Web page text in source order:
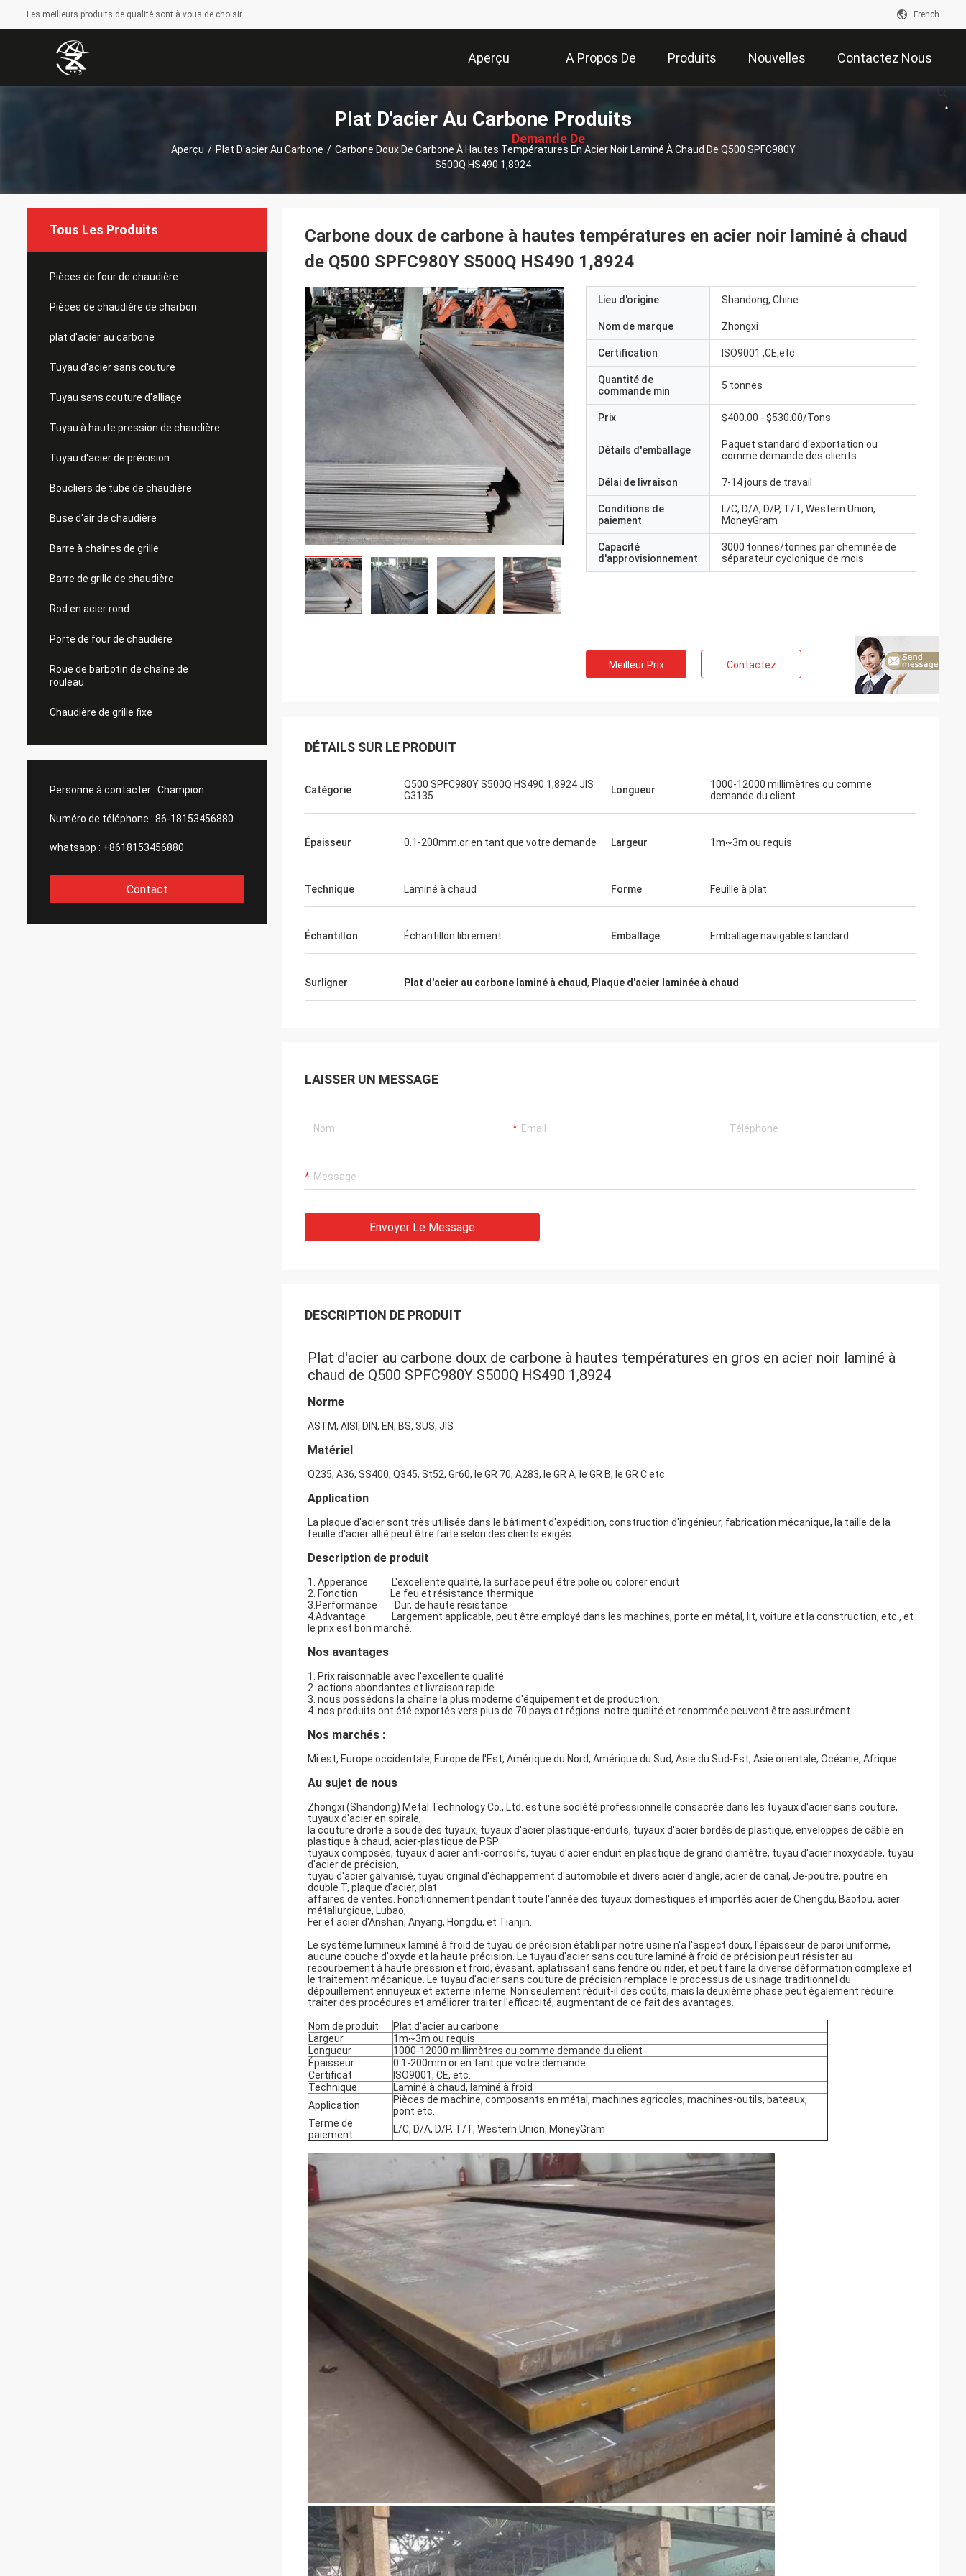
SOUMETTRE
Les meilleurs produits de qualité sont à vous de choisir French
Aperçu A Propos De
Nous
Produits Nouvelles Contactez Nous
述
Demande De
Soumission
Plat D'acier Au Carbone Produits
Aperçu / Plat D'acier Au Carbone / Carbone Doux De Carbone À Hautes Températures En Acier Noir Laminé À Chaud De Q500 SPFC980Y
S500Q HS490 1,8924
Tous Les Produits
Pièces de four de chaudière
Pièces de chaudière de charbon
plat d'acier au carbone
Tuyau d'acier sans couture
Tuyau sans couture d'alliage
Tuyau à haute pression de chaudière
Tuyau d'acier de précision
Boucliers de tube de chaudière
Buse d'air de chaudière
Barre à chaînes de grille
Barre de grille de chaudière
Rod en acier rond
Porte de four de chaudière
Roue de barbotin de chaîne de
rouleau
Chaudière de grille fixe
Personne à contacter : Champion
Numéro de téléphone : 86-18153456880
whatsapp : +8618153456880
Contact
Carbone doux de carbone à hautes températures en acier noir laminé à chaud
de Q500 SPFC980Y S500Q HS490 1,8924
Lieu d'origine Shandong, Chine
Nom de marque Zhongxi
Certification ISO9001 ,CE,etc.
Quantité de
commande min
5 tonnes
Prix $400.00 - $530.00/Tons
Détails d'emballage
Paquet standard d'exportation ou
comme demande des clients
Délai de livraison 7-14 jours de travail
Conditions de
paiement
L/C, D/A, D/P, T/T, Western Union,
MoneyGram
Capacité
d'approvisionnement
3000 tonnes/tonnes par cheminée de
séparateur cyclonique de mois
Meilleur Prix Contactez
DÉTAILS SUR LE PRODUIT
Catégorie
Q500 SPFC980Y S500Q HS490 1,8924 JIS
G3135
Longueur
1000-12000 millimètres ou comme
demande du client
Épaisseur 0.1-200mm.or en tant que votre demande Largeur 1m~3m ou requis
Technique Laminé à chaud Forme Feuille à plat
Échantillon Échantillon librement Emballage Emballage navigable standard
Surligner Plat d'acier au carbone laminé à chaud, Plaque d'acier laminée à chaud
LAISSER UN MESSAGE
Envoyer Le Message
DESCRIPTION DE PRODUIT
Plat d'acier au carbone doux de carbone à hautes températures en gros en acier noir laminé à
chaud de Q500 SPFC980Y S500Q HS490 1,8924
Norme
ASTM, AISI, DIN, EN, BS, SUS, JIS
Matériel
Q235, A36, SS400, Q345, St52, Gr60, le GR 70, A283, le GR A, le GR B, le GR C etc.
Application
La plaque d'acier sont très utilisée dans le bâtiment d'expédition, construction d'ingénieur, fabrication mécanique, la taille de la
feuille d'acier allié peut être faite selon des clients exigés.
Description de produit
1. Apperance L'excellente qualité, la surface peut être polie ou colorer enduit
2. Fonction Le feu et résistance thermique
3.Performance Dur, de haute résistance
4.Advantage Largement applicable, peut être employé dans les machines, porte en métal, lit, voiture et la construction, etc., et
le prix est bon marché.
Nos avantages
1. Prix raisonnable avec l'excellente qualité
2. actions abondantes et livraison rapide
3. nous possédons la chaîne la plus moderne d'équipement et de production.
4. nos produits ont été exportés vers plus de 70 pays et régions. notre qualité et renommée peuvent être assurément.
Nos marchés :
Mi est, Europe occidentale, Europe de l'Est, Amérique du Nord, Amérique du Sud, Asie du Sud-Est, Asie orientale, Océanie, Afrique.
Au sujet de nous
Zhongxi (Shandong) Metal Technology Co., Ltd. est une société professionnelle consacrée dans les tuyaux d'acier sans couture,
tuyaux d'acier en spirale,
la couture droite a soudé des tuyaux, tuyaux d'acier plastique-enduits, tuyaux d'acier bordés de plastique, enveloppes de câble en
plastique à chaud, acier-plastique de PSP
tuyaux composés, tuyaux d'acier anti-corrosifs, tuyau d'acier enduit en plastique de grand diamètre, tuyau d'acier inoxydable, tuyau
d'acier de précision,
tuyau d'acier galvanisé, tuyau original d'échappement d'automobile et divers acier d'angle, acier de canal, Je-poutre, poutre en
double T, plaque d'acier, plat
affaires de ventes. Fonctionnement pendant toute l'année des tuyaux domestiques et importés acier de Chengdu, Baotou, acier
métallurgique, Lubao,
Fer et acier d'Anshan, Anyang, Hongdu, et Tianjin.
Le système lumineux laminé à froid de tuyau de précision établi par notre usine n'a l'aspect doux, l'épaisseur de paroi uniforme,
aucune couche d'oxyde et la haute précision. Le tuyau d'acier sans couture laminé à froid de précision peut résister au
recourbement à haute pression et froid, évasant, aplatissant sans fendre ou rider, et peut faire la diverse déformation complexe et
le traitement mécanique. Le tuyau d'acier sans couture de précision remplace le processus de usinage traditionnel du
dépouillement ennuyeux et externe interne. Non seulement réduit-il des coûts, mais la deuxième phase peut également réduire
traiter des procédures et améliorer traiter l'efficacité, augmentant de ce fait des avantages.
Nom de produit Plat d'acier au carbone
Largeur
1m~3m ou requis
Longueur
1000-12000 millimètres ou comme demande du client
Épaisseur
0.1-200mm.or en tant que votre demande
Certificat
ISO9001, CE, etc.
Technique
Laminé à chaud, laminé à froid
Application
Pièces de machine, composants en métal, machines agricoles, machines-outils, bateaux,
pont etc.
Terme de
paiement
L/C, D/A, D/P, T/T, Western Union, MoneyGram